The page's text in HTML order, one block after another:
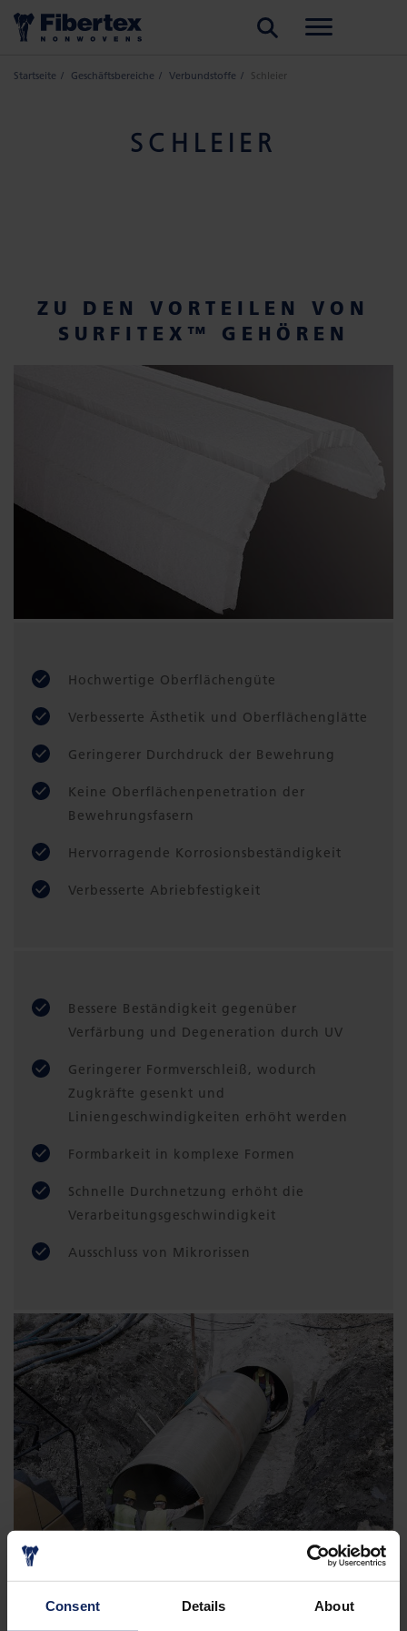
Consent Details About
Startseite Geschäftsbereiche Verbundstoffe Schleier
SCHLEIER
ZU DEN VORTEILEN VON
SURFITEX™ GEHÖREN
Hochwertige Oberflächengüte
Verbesserte Ästhetik und Oberflächenglätte
Geringerer Durchdruck der Bewehrung
Keine Oberflächenpenetration der
Bewehrungsfasern
Hervorragende Korrosionsbeständigkeit
Verbesserte Abriebfestigkeit
Bessere Beständigkeit gegenüber
Verfärbung und Degeneration durch UV
Geringerer Formverschleiß, wodurch
Zugkräfte gesenkt und
Liniengeschwindigkeiten erhöht werden
Formbarkeit in komplexe Formen
Schnelle Durchnetzung erhöht die
Verarbeitungsgeschwindigkeit
Ausschluss von Mikrorissen